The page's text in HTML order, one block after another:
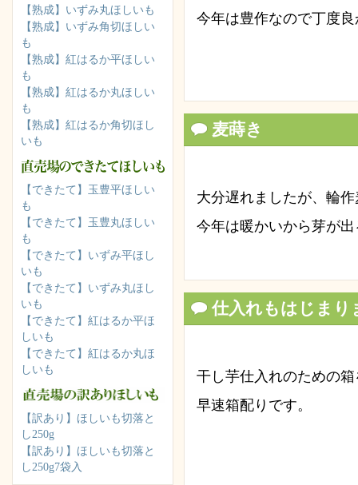
今年は豊作なので丁度
麦蒔き
大分遅れましたが、輪
今年は暖かいから芽が
仕入れもはじまり
干し芋仕入れのための
早速箱配りです。
【熟成】いずみ丸ほしいも
【熟成】いずみ角切ほしい
も
【熟成】紅はるか平ほしい
も
【熟成】紅はるか丸ほしい
も
【熟成】紅はるか角切ほし
いも
【できたて】玉豊平ほしい
も
【できたて】玉豊丸ほしい
も
【できたて】いずみ平ほし
いも
【できたて】いずみ丸ほし
いも
【できたて】紅はるか平ほ
しいも
【できたて】紅はるか丸ほ
しいも
【訳あり】ほしいも切落と
し250g
【訳あり】ほしいも切落と
し250g7袋入